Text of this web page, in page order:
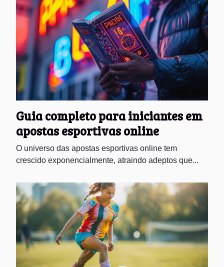
Guia completo para iniciantes em
apostas esportivas online
O universo das apostas esportivas online tem
crescido exponencialmente, atraindo adeptos que...